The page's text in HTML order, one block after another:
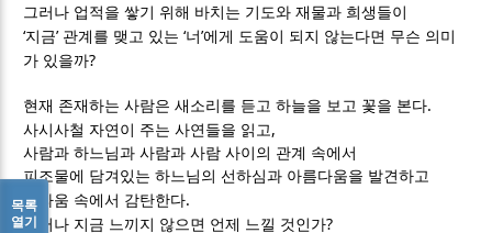
그러나 업적을 쌓기 위해 바치는 기도와 재물과 희생들이
‘지금’ 관계를 맺고 있는‘너’에게 도움이 되지 않는다면 무슨 의미
가 있을까?
현재 존재하는 사람은 새소리를 듣고 하늘을 보고 꽃을 본다.
사시사철 자연이 주는 사연들을 읽고 ,
사람과 하느님과 사람과 사람 사이의 관계 속에서
피조물에 담겨있는 하느님의 선하심과 아름다움을 발견하고
놀라움 속에서 감탄한다.
그러나 지금 느끼지 않으면 언제 느낄 것인가?
목록
열기